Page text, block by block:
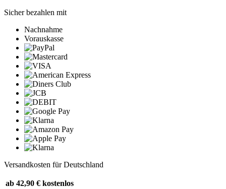
Sicher bezahlen mit
Nachnahme
Vorauskasse
Versandkosten für Deutschland
ab 42,90 € kostenlos